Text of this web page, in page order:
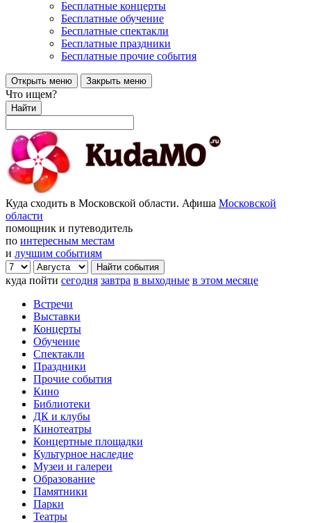
Бесплатные концерты
Бесплатные обучение
Бесплатные спектакли
Бесплатные праздники
Бесплатные прочие события
Открыть меню Закрыть меню
Что ищем?
Найти
Куда сходить в Московской области. Афиша Московской
области
помощник и путеводитель
по интересным местам
и лучшим событиям
куда пойти сегодня завтра в выходные в этом месяце
Встречи
Выставки
Концерты
Обучение
Спектакли
Праздники
Прочие события
Кино
Библиотеки
ДК и клубы
Кинотеатры
Концертные площадки
Культурное наследие
Музеи и галереи
Образование
Памятники
Парки
Театры